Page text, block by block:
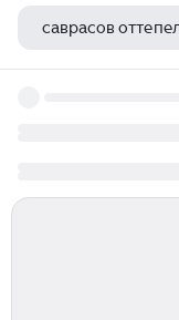
саврасов